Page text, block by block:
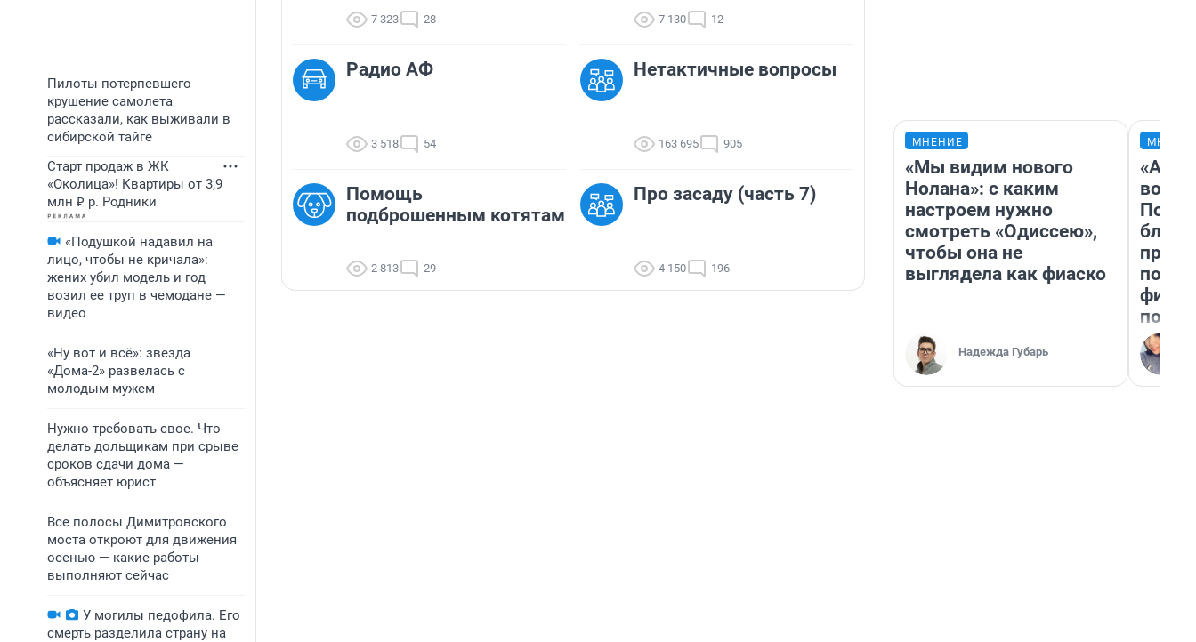
Пилоты потерпевшего
крушение самолета
рассказали, как выживали в
сибирской тайге
Старт продаж в ЖК
«Околица»! Квартиры от 3,9
млн ₽ р. Родники
«Подушкой надавил на
лицо, чтобы не кричала»:
жених убил модель и год
возил ее труп в чемодане —
видео
«Ну вот и всё»: звезда
«Дома-2» развелась с
молодым мужем
Нужно требовать свое. Что
делать дольщикам при срыве
сроков сдачи дома —
объясняет юрист
Все полосы Димитровского
моста откроют для движения
осенью — какие работы
выполняют сейчас
У могилы педофила. Его
смерть разделила страну на
7 323 28 7 130 12
Радио АФ
3 518 54
Нетактичные вопросы
163 695 905
Помощь
подброшенным котятам
2 813 29
Про засаду (часть 7)
4 150 196
МНЕНИЕ
«Мы видим нового
Нолана»: с каким
настроем нужно
смотреть «Одиссею»,
чтобы она не
выглядела как фиаско
Надежда Губарь
вот